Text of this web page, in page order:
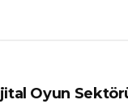
Oyun